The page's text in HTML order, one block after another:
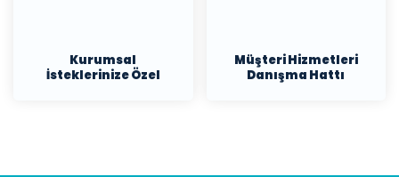
Kurumsal
İsteklerinize Özel
Müşteri Hizmetleri
Danışma Hattı